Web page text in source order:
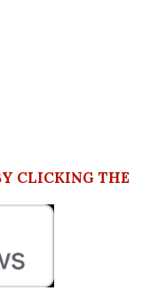
CLICKING THE